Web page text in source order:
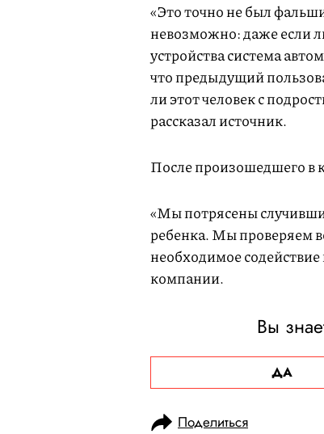
«Это точно не был
невозможно: даже если
устройства система
что предыдущий
ли этот человек с
рассказал источник.
После произошедшего в
«Мы потрясены
ребенка. Мы проверяем
необходимое
компании.
Вы
ДА
Поделиться